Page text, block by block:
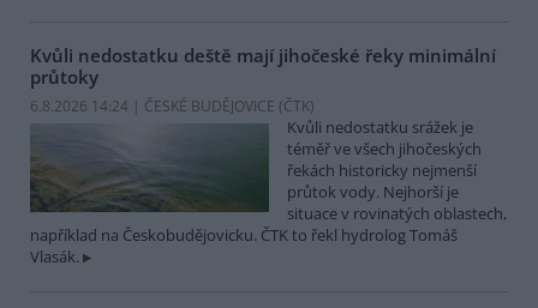
Kvůli nedostatku deště mají jihočeské řeky minimální
průtoky
6.8.2026 14:24 | ČESKÉ BUDĚJOVICE (ČTK)
Kvůli nedostatku srážek je
téměř ve všech jihočeských
řekách historicky nejmenší
průtok vody. Nejhorší je
situace v rovinatých oblastech,
například na Českobudějovicku. ČTK to řekl hydrolog Tomáš
Vlasák.